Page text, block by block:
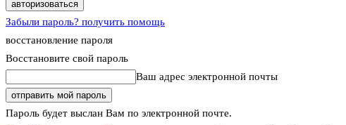
Забыли пароль? получить помощь
восстановление пароля
Восстановите свой пароль
Ваш адрес электронной почты
Пароль будет выслан Вам по электронной почте.